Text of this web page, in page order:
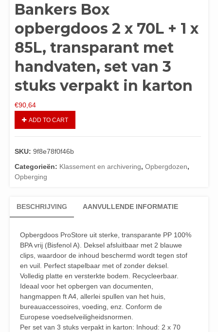
Bankers Box
opbergdoos 2 x 70L + 1 x
85L, transparant met
handvaten, set van 3
stuks verpakt in karton
€90,64
ADD TO CART
SKU: 9f8e78f0f46b
Categorieën: Klassement en archivering, Opbergdozen,
Opberging
BESCHRIJVING AANVULLENDE INFORMATIE
Opbergdoos ProStore uit sterke, transparante PP 100%
BPA vrij (Bisfenol A). Deksel afsluitbaar met 2 blauwe
clips, waardoor de inhoud beschermd wordt tegen stof
en vuil. Perfect stapelbaar met of zonder deksel.
Volledig platte en versterkte bodem. Recycleerbaar.
Ideaal voor het opbergen van documenten,
hangmappen ft A4, allerlei spullen van het huis,
bureauaccessoires, voeding, enz. Conform de
Europese voedselveiligheidsnormen.
Per set van 3 stuks verpakt in karton: Inhoud: 2 x 70